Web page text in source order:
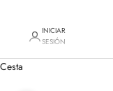
INICIAR
SESIÓN
Cesta